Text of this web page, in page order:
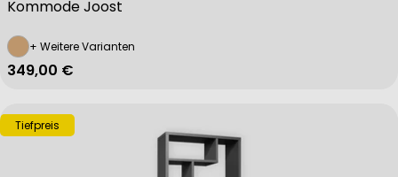
Kommode Joost
+ Weitere Varianten
Regulärer Preis
349,00 €
Tiefpreis